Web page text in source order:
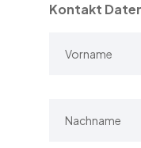
Kontakt